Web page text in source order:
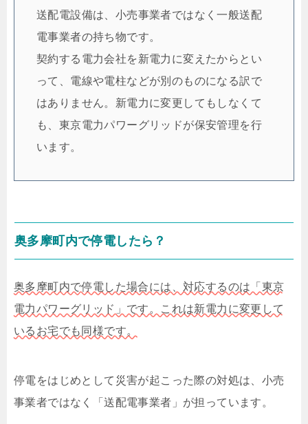
送配電設備は、小売事業者ではなく一般送配
電事業者の持ち物です。
契約する電力会社を新電力に変えたからとい
って、電線や電柱などが別のものになる訳で
はありません。新電力に変更してもしなくて
も、東京電力パワーグリッドが保安管理を行
います。
奥多摩町内で停電したら？
奥多摩町内で停電した場合には、対応するのは「東京
電力パワーグリッド」です。これは新電力に変更して
いるお宅でも同様です。
停電をはじめとして災害が起こった際の対処は、小売
事業者ではなく「送配電事業者」が担っています。